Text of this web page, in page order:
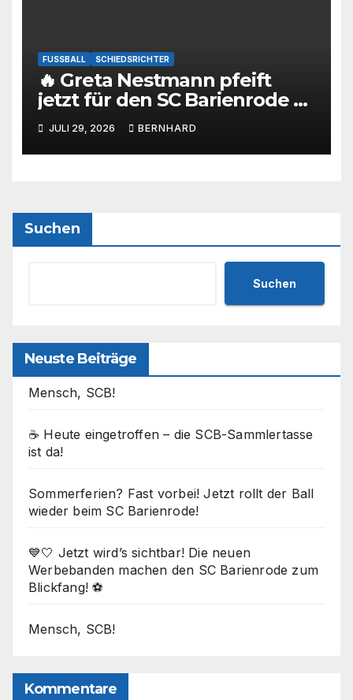
FUSSBALL SCHIEDSRICHTER
🔥 Greta Nestmann pfeift
jetzt für den SC Barienrode –
unsere jüngste
Schiedsrichterin hat die
Prüfung bestanden! 💙🤍⚽
JULI 29, 2026 BERNHARD
Suchen
Suchen
Neuste Beiträge
Mensch, SCB!
☕ Heute eingetroffen – die SCB-Sammlertasse
ist da!
Sommerferien? Fast vorbei! Jetzt rollt der Ball
wieder beim SC Barienrode!
💙🤍 Jetzt wird’s sichtbar! Die neuen
Werbebanden machen den SC Barienrode zum
Blickfang! ⚽
Mensch, SCB!
Kommentare